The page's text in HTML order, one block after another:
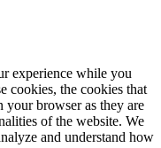
experience while you
cookies, the cookies that
your browser as they are
of the website. We
and understand how